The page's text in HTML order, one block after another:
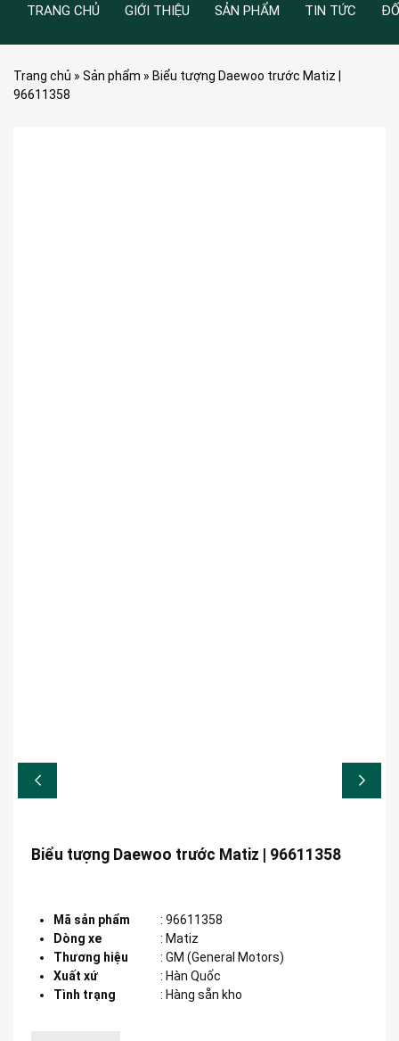
TRANG CHỦ GIỚI THIỆU SẢN PHẨM TIN TỨC
Trang chủ » Sản phẩm » Biểu tượng Daewoo trước Matiz |
96611358
Biểu tượng Daewoo trước Matiz | 96611358
Mã sản phẩm : 96611358
Dòng xe
: Matiz
Thương hiệu
: GM (General Motors)
Xuất xứ
: Hàn Quốc
Tình trạng
: Hàng sẵn kho